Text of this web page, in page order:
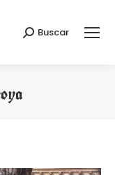
Buscar:
Buscar